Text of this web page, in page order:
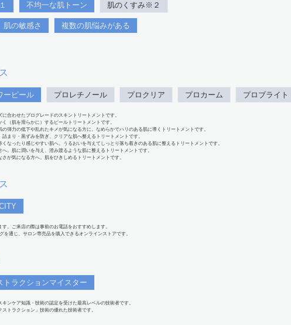
不均一な肌トーン 肌のくすみ※２
肌の敏感さ 複数の肌悩みがある
ーピール プロレチノール プロクリア プロカーム プロブライト
合わせたプログレードのスキントリートメントです。
（肌を滑らかに）するピールトリートメントです。
弾力の低下や乱れたキメが気になる方に。なめらかでハリのある肌に導くトリートメントです。
まり・黒ずみを防ぎ、クリアな肌へ整えるトリートメントです。
くなったり感じやすい肌へ。うるおいを与えてしっとり落ち着きのある肌に整えるトリートメントです。
。肌に潤いを与え、澄み渡るような肌に整えるトリートメントです。
が気になる方へ。肌をひきしめるトリートメントです。
。ご来店の際は事前のお電話をおすすめします。
を通じ、サロン専売品を購入できるオンラインストアです。
トラクションマイスター
ンケア知識・技術の認定を受けた最高レベルの技術者です。
トラクション」技術の優れた技術者です。